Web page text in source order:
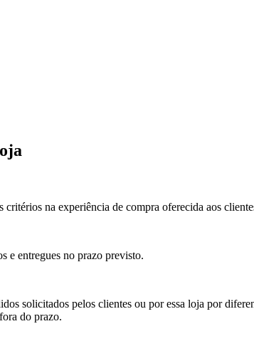
critérios na experiência de compra oferecida aos
e entregues no prazo previsto.
solicitados pelos clientes ou por essa loja por
do prazo.